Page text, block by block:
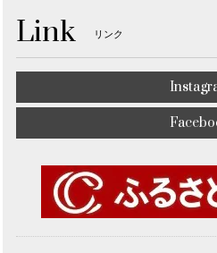
Link リンク